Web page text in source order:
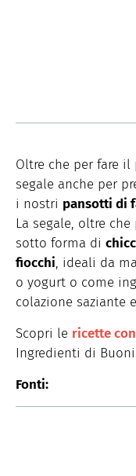
Oltre che per fare
segale anche per
i nostri pansotti di
La segale, oltre
sotto forma di
fiocchi, ideali da
o yogurt o come
colazione saziante
Scopri le ricette
Ingredienti di
Fonti: